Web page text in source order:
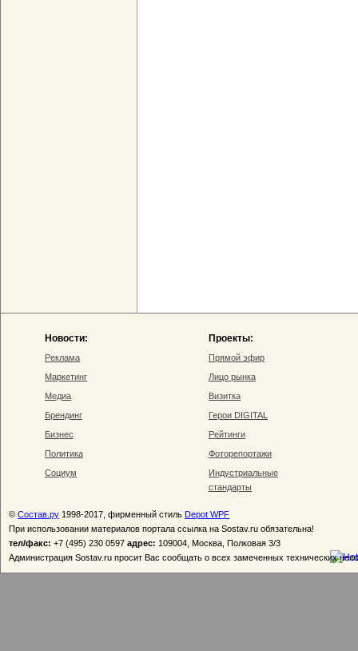
Новости:
Реклама
Маркетинг
Медиа
Брендинг
Бизнес
Политика
Социум
Проекты:
Прямой эфир
Лицо рынка
Визитка
Герои DIGITAL
Рейтинги
Фоторепортажи
Индустриальные
стандарты
© Состав.ру 1998-2017, фирменный стиль Depot WPF
При использовании материалов портала ссылка на Sostav.ru обязательна!
тел/факс: +7 (495) 230 0597 адрес: 109004, Москва, Полковая 3/3
Администрация Sostav.ru просит Вас сообщать о всех замеченных технических